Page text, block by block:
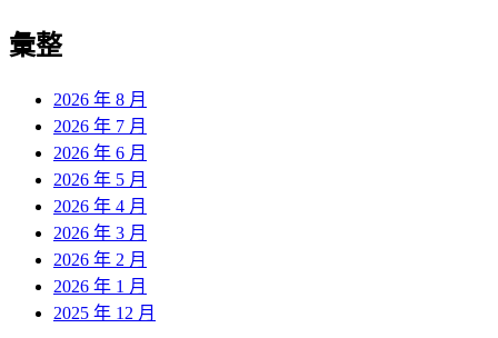
覽
彙整
2026 年 8 月
2026 年 7 月
2026 年 6 月
2026 年 5 月
2026 年 4 月
2026 年 3 月
2026 年 2 月
2026 年 1 月
2025 年 12 月